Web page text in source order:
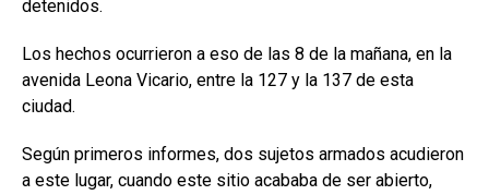
detenidos.
Los hechos ocurrieron a eso de las 8 de la mañana, en la
avenida Leona Vicario, entre la 127 y la 137 de esta
ciudad.
Según primeros informes, dos sujetos armados acudieron
a este lugar, cuando este sitio acababa de ser abierto,